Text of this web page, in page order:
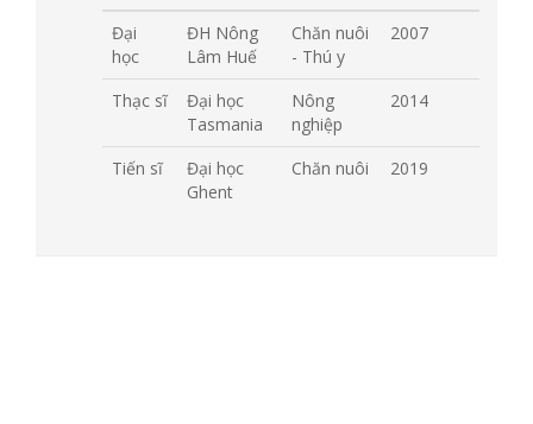
Đại
học
ĐH Nông
Lâm Huế
Chăn nuôi
- Thú y
2007
Thạc sĩ
Đại học
Tasmania
Nông
nghiệp
2014
Tiến sĩ
Đại học
Ghent
Chăn nuôi 2019